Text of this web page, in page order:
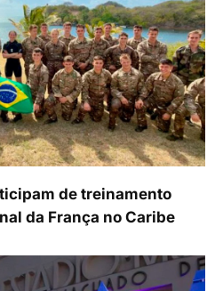
de treinamento
da França no Caribe